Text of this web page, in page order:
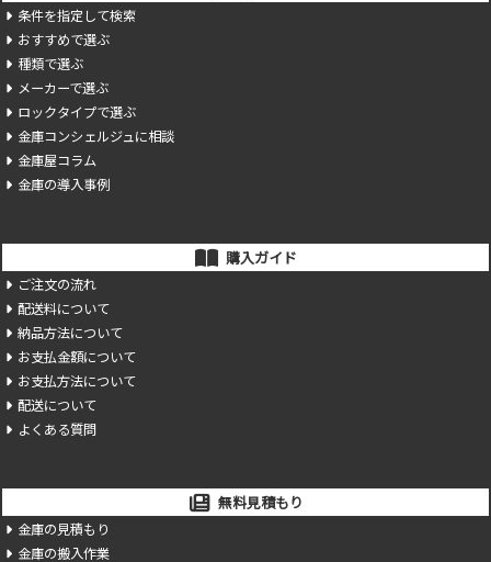
条件を指定して検索
おすすめで選ぶ
種類で選ぶ
メーカーで選ぶ
ロックタイプで選ぶ
金庫コンシェルジュに相談
金庫屋コラム
金庫の導入事例
購入ガイド
ご注文の流れ
配送料について
納品方法について
お支払金額について
お支払方法について
配送について
よくある質問
無料見積もり
金庫の見積もり
金庫の搬入作業